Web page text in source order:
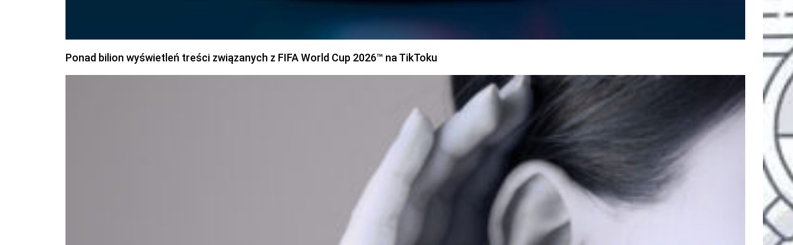
Ponad bilion wyświetleń treści związanych z FIFA World Cup 2026™ na TikToku